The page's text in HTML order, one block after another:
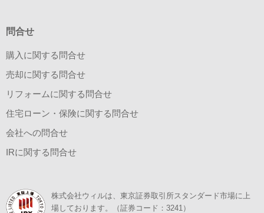
問合せ
購入に関する問合せ
売却に関する問合せ
リフォームに関する問合せ
住宅ローン・保険に関する問合せ
会社への問合せ
IRに関する問合せ
株式会社ウィルは、東京証券取引所スタンダード市場に上
場しております。（証券コード：3241）